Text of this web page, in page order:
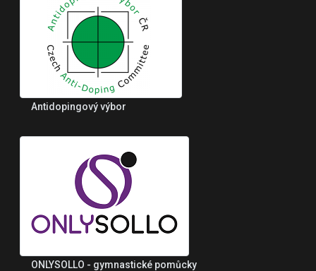
Antidopingový výbor
ONLYSOLLO - gymnastické pomůcky